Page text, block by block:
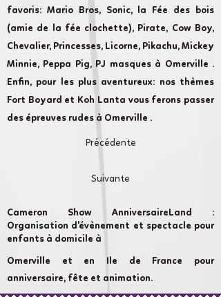
favoris: Mario Bros, Sonic, la Fée des bois
(amie de la fée clochette), Pirate, Cow Boy,
Chevalier, Princesses, Licorne, Pikachu, Mickey
Minnie, Peppa Pig, PJ masques à Omerville .
Enfin, pour les plus aventureux: nos thèmes
Fort Boyard et Koh Lanta vous ferons passer
des épreuves rudes à Omerville .
Précédente
Suivante
Cameron Show AnniversaireLand :
Organisation d'évènement et spectacle pour
enfants à domicile à
Omerville et en Ile de France pour
anniversaire, fête et animation.